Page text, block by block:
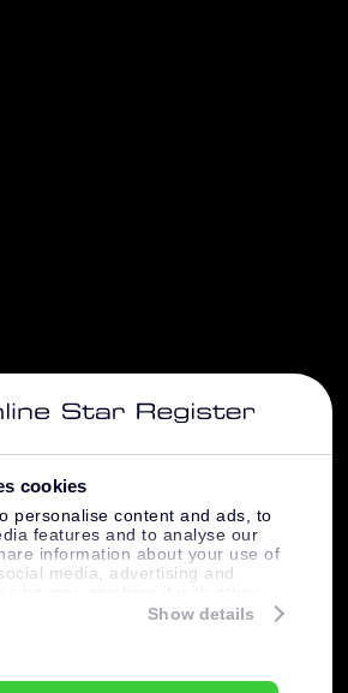
cookies
personalise content and ads, to
features and to analyse our
information about your use of
media, advertising and
provided to them or that
Show details